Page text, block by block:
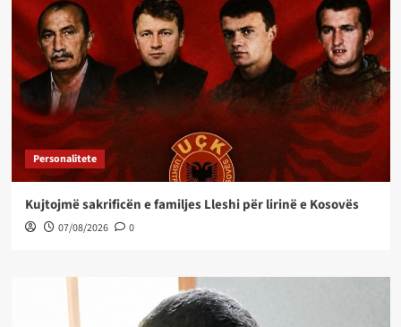
Personalitete
Kujtojmë sakrificën e familjes Lleshi për lirinë e Kosovës
07/08/2026 0